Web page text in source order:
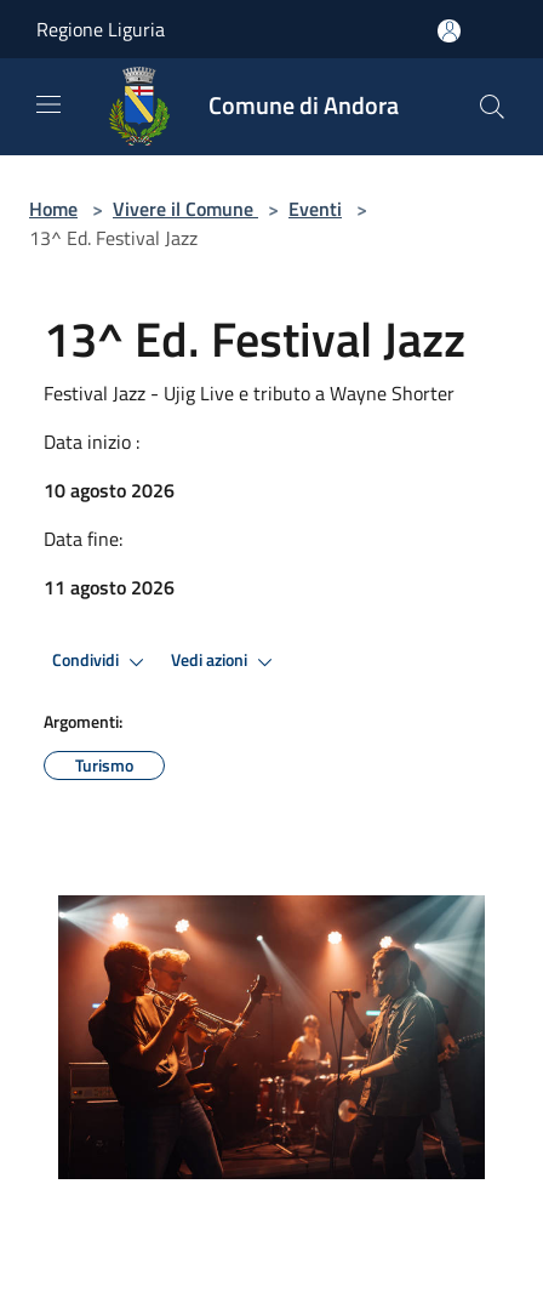
Regione Liguria
Comune di Andora
Home > Vivere il Comune > Eventi >
13^ Ed. Festival Jazz
13^ Ed. Festival Jazz
Festival Jazz - Ujig Live e tributo a Wayne Shorter
Data inizio :
10 agosto 2026
Data fine:
11 agosto 2026
Condividi Vedi azioni
Argomenti:
Turismo